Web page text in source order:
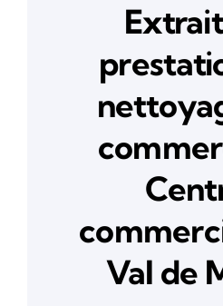
Nettoyage centres
Nettoyage centres
Nettoyage centres
Nettoyage centres
Val de